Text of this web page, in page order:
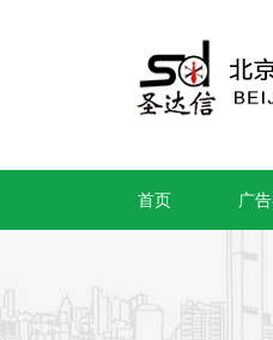
首页 广